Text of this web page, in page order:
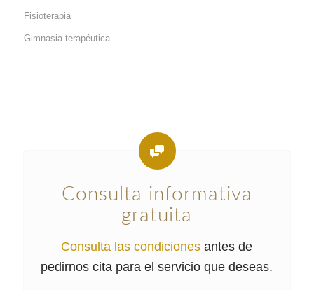
Fisioterapia
Gimnasia terapéutica
Consulta informativa
gratuita
Consulta las condiciones antes de
pedirnos cita para el servicio que deseas.